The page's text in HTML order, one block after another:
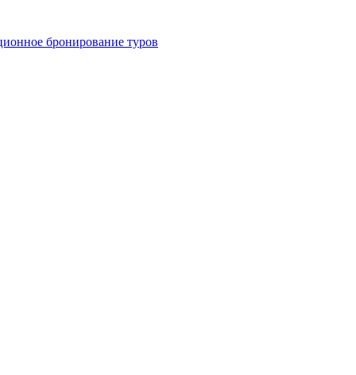
бронирование туров